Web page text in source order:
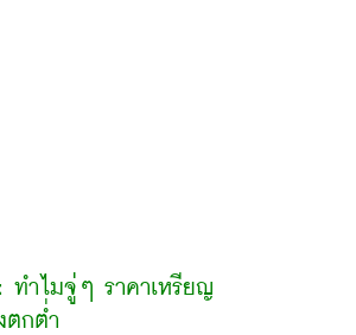
ทำไมจู่ๆ ราคาเหรียญ
ตกต่ำ